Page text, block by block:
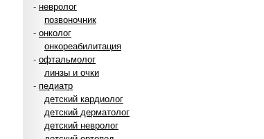
- невролог
позвоночник
- онколог
онкореабилитация
- офтальмолог
линзы и очки
- педиатр
детский кардиолог
детский дерматолог
детский невролог